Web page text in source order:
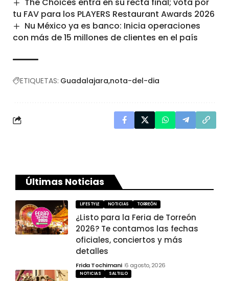
The Choices entra en su recta final; vota por
tu FAV para los PLAYERS Restaurant Awards 2026
Nu México ya es banco: Inicia operaciones
con más de 15 millones de clientes en el país
ETIQUETAS: Guadalajara nota-del-dia
Últimas Noticias
LIFESTYLE NOTICIAS TORREÓN
¿Listo para la Feria de Torreón
2026? Te contamos las fechas
oficiales, conciertos y más
detalles
Frida Tochimani 6 agosto, 2026
NOTICIAS SALTILLO